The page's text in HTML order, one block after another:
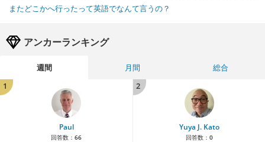
またどこかへ行ったって英語でなんて言うの？
アンカーランキング
週間 月間
総合
1
Paul
回答数： 66
2
Yuya J. Kato
回答数： 0